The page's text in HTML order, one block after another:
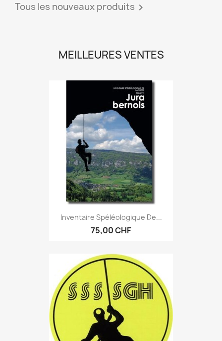
Tous les nouveaux produits 
MEILLEURES VENTES
Inventaire Spéléologique De...
75,00 CHF